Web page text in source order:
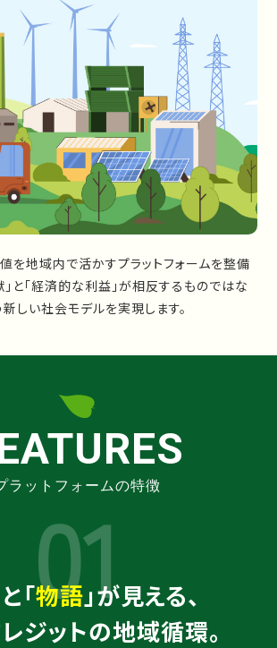
を地域内で活かすプラットフォームを整備
」と「経済的な利益」が相反するものではな
しい社会モデルを実現します。
ラットフォームの特徴
01
と「物語」が見える、
ジットの地域循環。